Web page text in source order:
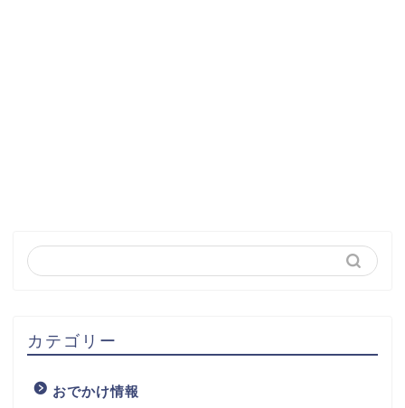
カテゴリー
おでかけ情報